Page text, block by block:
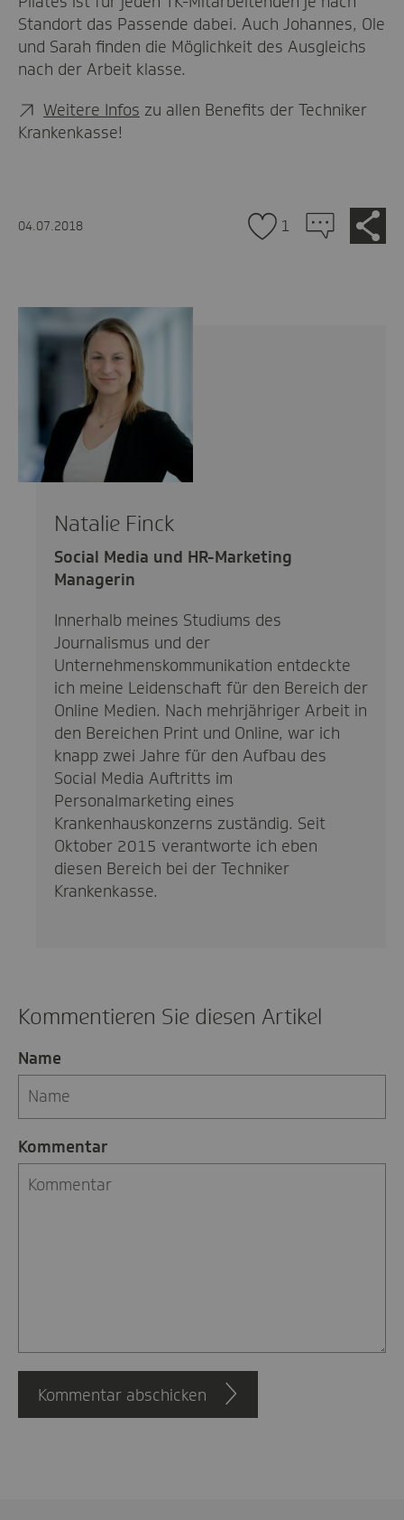
Standort das Passende dabei. Auch Johannes, Ole
und Sarah finden die Möglichkeit des Ausgleichs
nach der Arbeit klasse.
Weitere Infos zu allen Benefits der Techniker
Krankenkasse!
04.07.2018 1
Zu
den
Natalie Finck
Social Media und HR-Marketing
Managerin
Innerhalb meines Studiums des
Journalismus und der
Unternehmenskommunikation entdeckte
ich meine Leidenschaft für den Bereich der
Online Medien. Nach mehrjähriger Arbeit in
den Bereichen Print und Online, war ich
knapp zwei Jahre für den Aufbau des
Social Media Auftritts im
Personalmarketing eines
Krankenhauskonzerns zuständig. Seit
Oktober 2015 verantworte ich eben
diesen Bereich bei der Techniker
Krankenkasse.
Kommentieren Sie diesen Artikel
Name
Kommentar
Kommentar abschicken